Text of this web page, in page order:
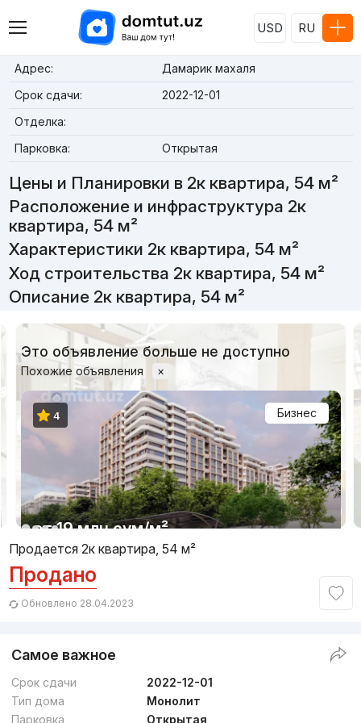
USD RU
Адрес:
Дамарик махаля
Срок сдачи:
2022-12-01
Отделка:
Парковка:
Открытая
Цены и Планировки в 2к квартира, 54 м²
Расположение и инфраструктура 2к
квартира, 54 м²
Характеристики 2к квартира, 54 м²
Ход строительства 2к квартира, 54 м²
Описание 2к квартира, 54 м²
Это объявление больше не доступно
Похожие объявления ×
Бизнес
от19 млн сум/м²
4
Сдан 2025,
ЖК «Bobur Residence»
1/10
Продается 2к квартира, 54 м²
Продано
Обновлено 28.04.2023
Самое важное
Срок сдачи
2022-12-01
Тип дома
Монолит
Парковка
Открытая